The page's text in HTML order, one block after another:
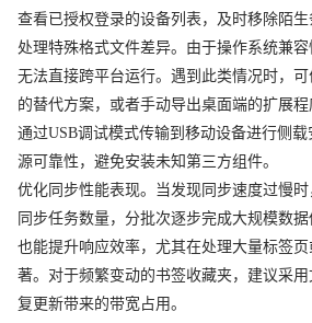
查看已授权登录的设备列表，及时移除陌生
处理特殊格式文件差异。由于操作系统兼
无法直接跨平台运行。遇到此类情况时，
的替代方案，或者手动导出桌面端的扩展
通过USB调试模式传输到移动设备进行侧
源可靠性，避免安装未知第三方组件。
优化同步性能表现。当发现同步速度过慢
同步任务数量，分批次逐步完成大规模数
也能提升响应效率，尤其在处理大量标签
著。对于频繁变动的书签收藏夹，建议采
复更新带来的带宽占用。